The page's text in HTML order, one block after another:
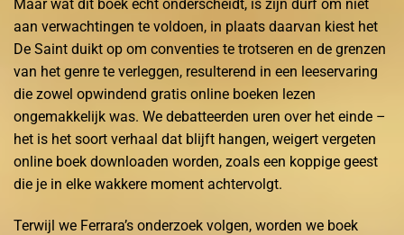
Maar wat dit boek echt onderscheidt, is zijn durf om niet
aan verwachtingen te voldoen, in plaats daarvan kiest het
De Saint duikt op om conventies te trotseren en de grenzen
van het genre te verleggen, resulterend in een leeservaring
die zowel opwindend gratis online boeken lezen
ongemakkelijk was. We debatteerden uren over het einde –
het is het soort verhaal dat blijft hangen, weigert vergeten
online boek downloaden worden, zoals een koppige geest
die je in elke wakkere moment achtervolgt.
Terwijl we Ferrara’s onderzoek volgen, worden we boek